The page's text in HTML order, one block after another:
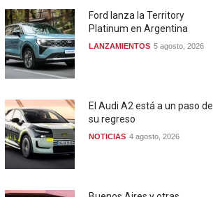
Ford lanza la Territory
Platinum en Argentina
LANZAMIENTOS 5 agosto, 2026
El Audi A2 está a un paso de
su regreso
NOTICIAS 4 agosto, 2026